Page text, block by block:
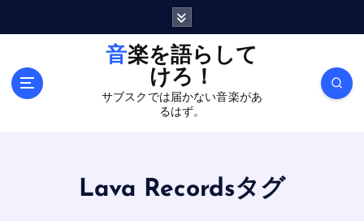
音楽を語らして
けろ！
サブスクでは届かない音楽があ
るはず。
Lava Recordsタグ